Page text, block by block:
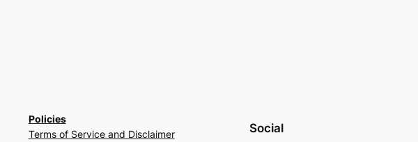
Policies
Terms of Service and Disclaimer
Social